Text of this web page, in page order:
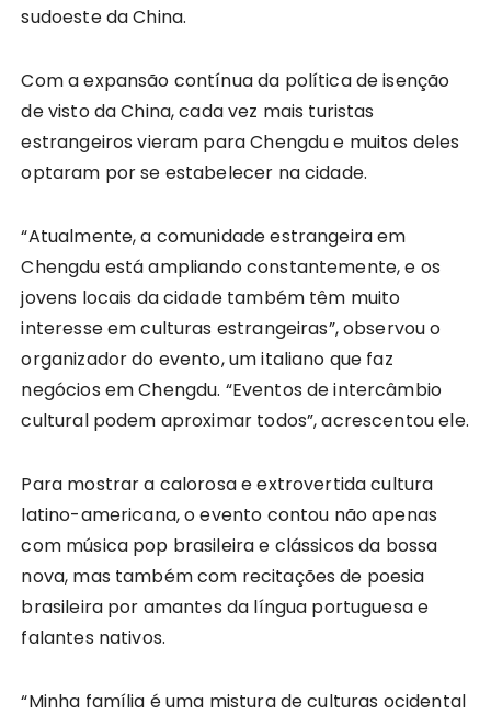
sudoeste da China.
Com a expansão contínua da política de isenção
de visto da China, cada vez mais turistas
estrangeiros vieram para Chengdu e muitos deles
optaram por se estabelecer na cidade.
“Atualmente, a comunidade estrangeira em
Chengdu está ampliando constantemente, e os
jovens locais da cidade também têm muito
interesse em culturas estrangeiras”, observou o
organizador do evento, um italiano que faz
negócios em Chengdu. “Eventos de intercâmbio
cultural podem aproximar todos”, acrescentou ele.
Para mostrar a calorosa e extrovertida cultura
latino-americana, o evento contou não apenas
com música pop brasileira e clássicos da bossa
nova, mas também com recitações de poesia
brasileira por amantes da língua portuguesa e
falantes nativos.
“Minha família é uma mistura de culturas ocidental